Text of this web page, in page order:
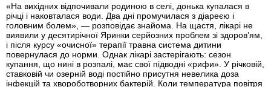
«На вихідних відпочивали родиною в селі, донька купалася в
річці і наковталася води. Два дні промучилася з діареєю і
головним болем», — розповідає знайома. На щастя, лікарі не
виявили у десятирічної Яринки серйозних проблем зі здоров’ям,
і після курсу «очисної» терапії травна система дитини
повернулася до норми. Однак лікарі застерігають: сезон
купання, що нині в розпалі, має свої підводні «рифи». У річковій,
ставковій чи озерній воді постійно присутня невелика доза
інфекцій та хвороботворних бактерій. Коли температура повітря